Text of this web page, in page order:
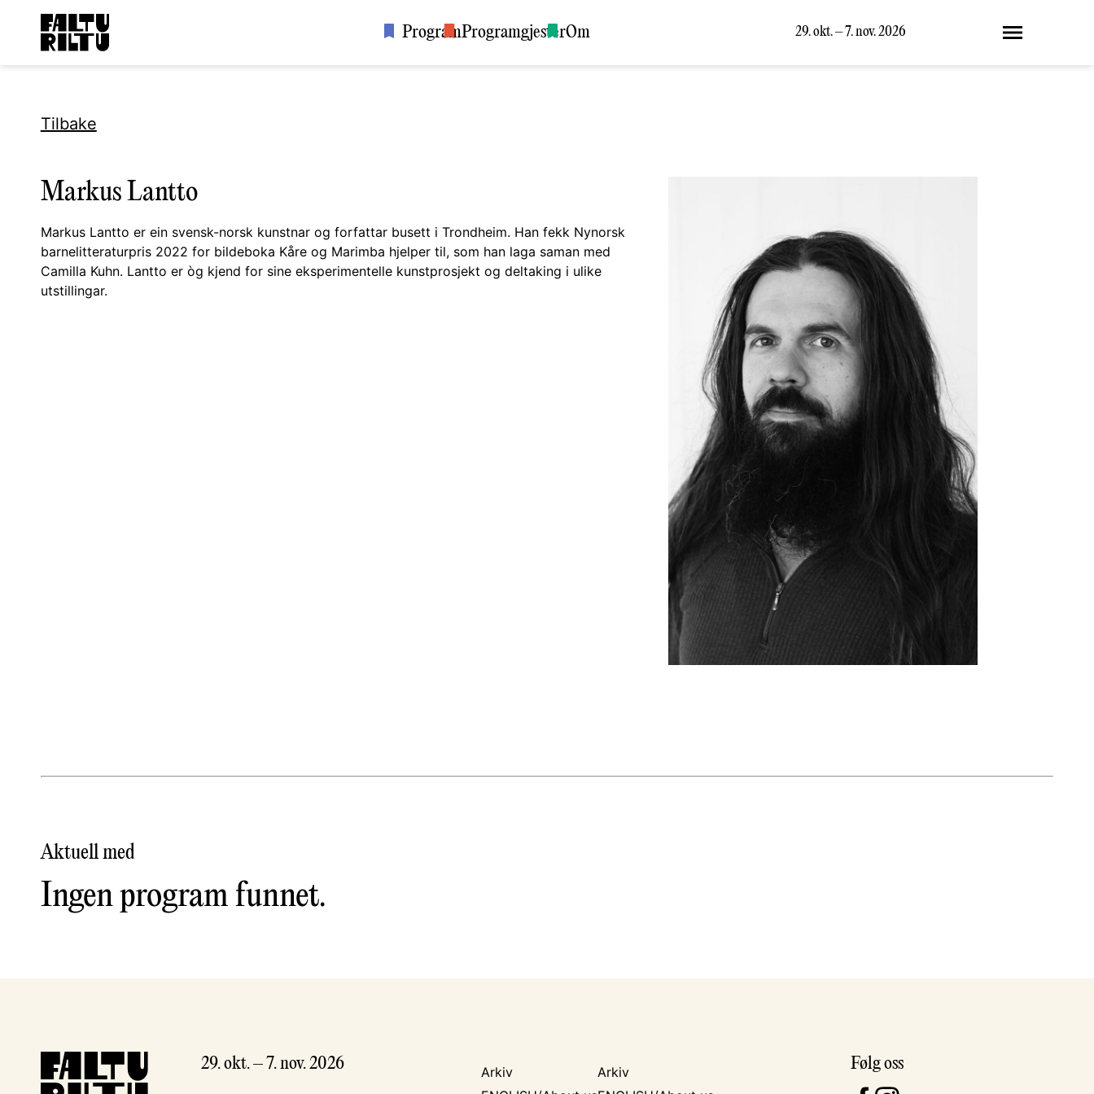
ProgramProgramgjesterOm 29. okt. – 7. nov. 2026 Meny
Tilbake
Markus Lantto
Markus Lantto er ein svensk-norsk kunstnar og forfattar busett i Trondheim. Han fekk Nynorsk
barnelitteraturpris 2022 for bildeboka Kåre og Marimba hjelper til, som han laga saman med
Camilla Kuhn. Lantto er òg kjend for sine eksperimentelle kunstprosjekt og deltaking i ulike
utstillingar.
Aktuell med
Ingen program funnet.
29. okt. – 7. nov. 2026
Arkiv
Arkiv
Følg oss